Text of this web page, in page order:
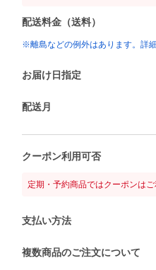
配送料金（送料）
※離島などの例外はあります。詳
お届け日指定
配送月
クーポン利用可否
定期・予約商品ではクーポンは
支払い方法
複数商品のご注文について